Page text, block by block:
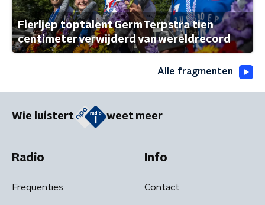
Fierljep toptalent Germ Terpstra tien
centimeter verwijderd van wereldrecord
Alle fragmenten
Wie luistert weet meer
Radio
Frequenties
Info
Contact